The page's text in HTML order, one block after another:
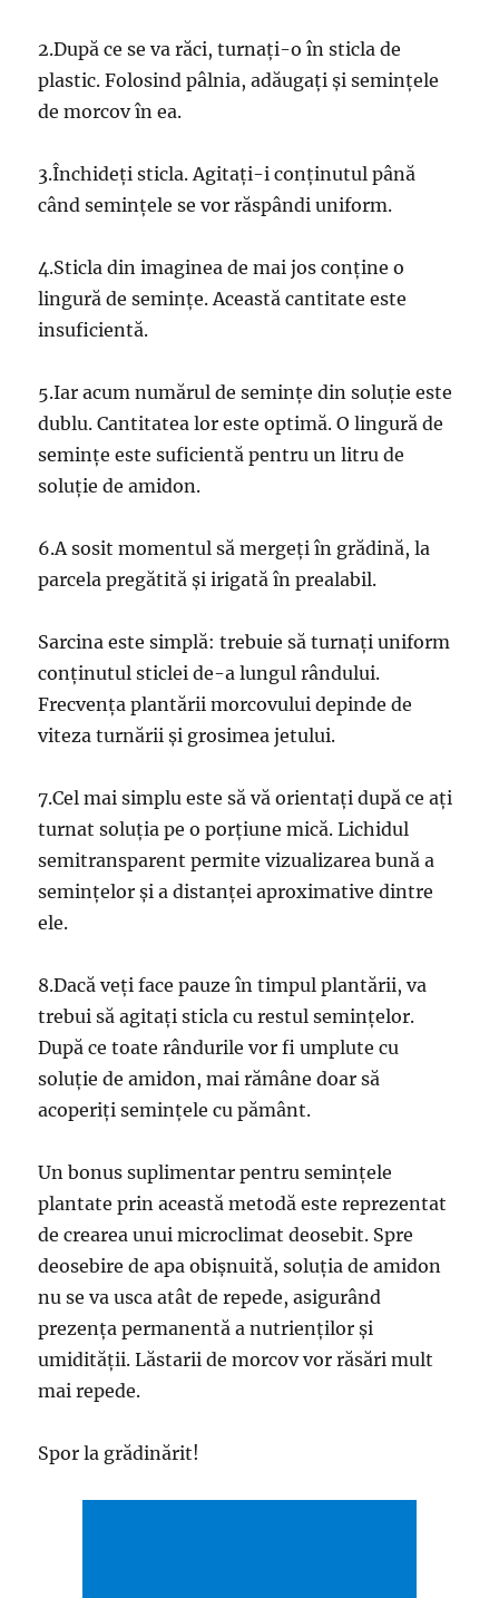
2.După ce se va răci, turnați-o în sticla de
plastic. Folosind pâlnia, adăugați și semințele
de morcov în ea.
3.Închideți sticla. Agitați-i conținutul până
când semințele se vor răspândi uniform.
4.Sticla din imaginea de mai jos conține o
lingură de semințe. Această cantitate este
insuficientă.
5.Iar acum numărul de semințe din soluție este
dublu. Cantitatea lor este optimă. O lingură de
semințe este suficientă pentru un litru de
soluție de amidon.
6.A sosit momentul să mergeți în grădină, la
parcela pregătită și irigată în prealabil.
Sarcina este simplă: trebuie să turnați uniform
conținutul sticlei de-a lungul rândului.
Frecvența plantării morcovului depinde de
viteza turnării și grosimea jetului.
7.Cel mai simplu este să vă orientați după ce ați
turnat soluția pe o porțiune mică. Lichidul
semitransparent permite vizualizarea bună a
semințelor și a distanței aproximative dintre
ele.
8.Dacă veți face pauze în timpul plantării, va
trebui să agitați sticla cu restul semințelor.
După ce toate rândurile vor fi umplute cu
soluție de amidon, mai rămâne doar să
acoperiți semințele cu pământ.
Un bonus suplimentar pentru semințele
plantate prin această metodă este reprezentat
de crearea unui microclimat deosebit. Spre
deosebire de apa obișnuită, soluția de amidon
nu se va usca atât de repede, asigurând
prezența permanentă a nutrienților și
umidității. Lăstarii de morcov vor răsări mult
mai repede.
Spor la grădinărit!